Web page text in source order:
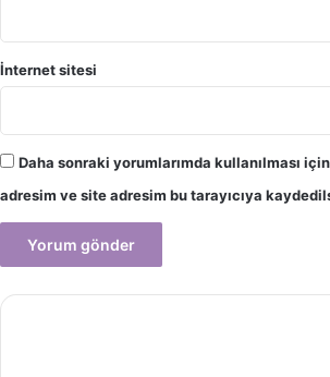
İnternet sitesi
Daha sonraki yorumlarımda kullanılması
adresim ve site adresim bu tarayıcıya